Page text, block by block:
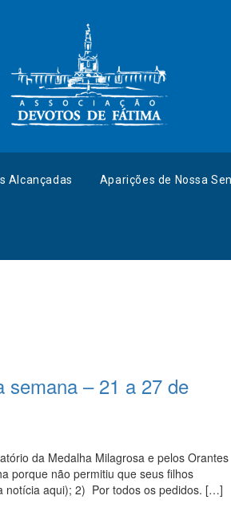
Alcançadas Aparições de Nossa
semana – 21 a 27 de
da Medalha Milagrosa e pelos Orantes
porque não permitiu que seus filhos
notícia aqui); 2) Por todos os pedidos. […]